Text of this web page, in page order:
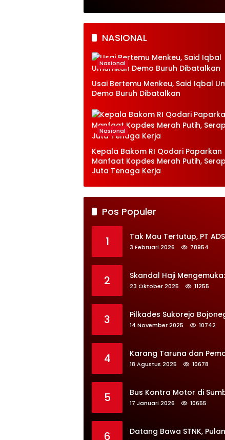
Pesat
NASIONAL
Nasional
Usai Bertemu Menkeu, Said Iqbal
Demo Buruh Dibatalkan
Nasional
Kepala Bakom RI Qodari Paparkan
Manfaat Kopdes Merah Putih,
Juta Tenaga Kerja
Pos Populer
1 Tak Mau Tertutup, PT
3 Februari 2026 78954
2 Skandal Haji
23 Oktober 2025 11255
3 Pilkades Sukorejo
14 November 2025 10742
4 Karang Taruna dan
18 Agustus 2025 10678
5 Bus Kontra Motor di
17 Januari 2026 10655
6 Datang Bawa STNK,